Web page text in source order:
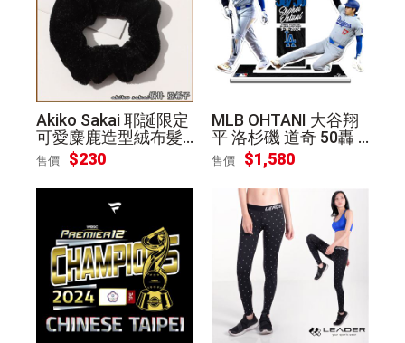
Akiko Sakai 耶誕限定
可愛麋鹿造型絨布髮
圈 交換禮物 黑色
售價 $230
MLB OHTANI 大谷翔
平 洛杉磯 道奇 50轟 5
0盜 人形立牌
售價 $1,580